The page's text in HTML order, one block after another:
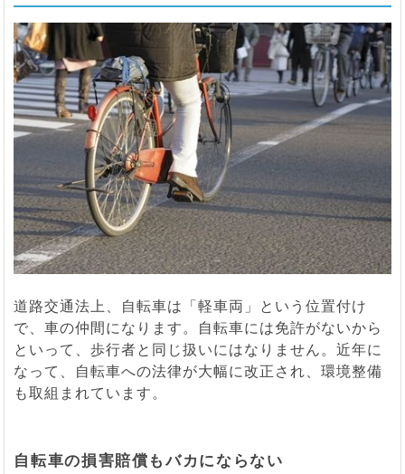
道路交通法上、自転車は「軽車両」という位置付け
で、車の仲間になります。自転車には免許がないから
といって、歩行者と同じ扱いにはなりません。近年に
なって、自転車への法律が大幅に改正され、環境整備
も取組まれています。
自転車の損害賠償もバカにならない